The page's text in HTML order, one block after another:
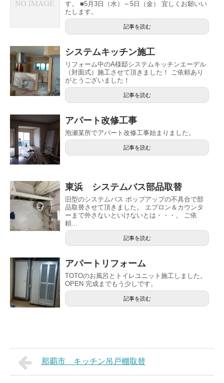
す。 ■5月3日（水）～5日（金） 宜しくお願いい
たします。
記事を読む
システムキッチン施工
リフォーム中のA様邸システムキッチンエーデル
（対面式）施工させて頂きました！ ご依頼あり
がとうございました！
記事を読む
アパート改修工事
泡瀬某所でアパート改修工事始まりました。
記事を読む
東浜 システムバス部品取替
旧型のシステムバス ポップアップの不具合で部
品取替させて頂きました。 エプロン＆カウンタ
ーまで外さないといけないとは・・・。 ご依
頼...
記事を読む
アパートリフォーム
TOTOのお風呂とトイレユニット施工しました。
OPEN 完成までもう少しです。
記事を読む
那覇市 キッチン吊戸棚取替